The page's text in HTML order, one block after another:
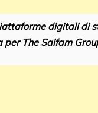
digitali di
per The Saifam